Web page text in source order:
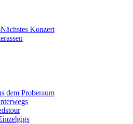
Nächstes Konzert
dem Proberaum